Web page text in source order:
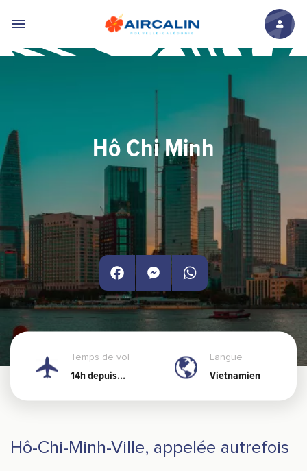
Aller au contenu principal
Hô Chi Minh
FacebookMessengerWhatsApp
Temps de vol
14h depuis
Langue
Vietnamien
Hô-Chi-Minh-Ville, appelée autrefois